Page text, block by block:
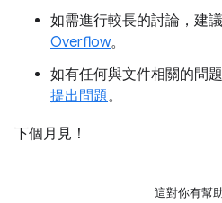
如需進行較長的討論，建
Overflow。
如有任何與文件相關的問
提出問題。
下個月見！
這對你有幫